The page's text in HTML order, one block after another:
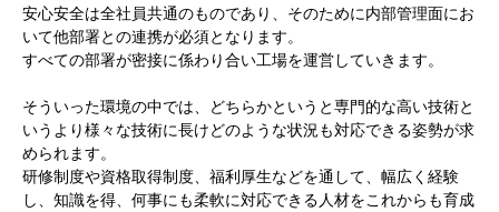
安心安全は全社員共通のものであり、そのために内部管理面にお
いて他部署との連携が必須となります。
すべての部署が密接に係わり合い工場を運営していきます。
そういった環境の中では、どちらかというと専門的な高い技術と
いうより様々な技術に長けどのような状況も対応できる姿勢が求
められます。
研修制度や資格取得制度、福利厚生などを通して、幅広く経験
し、知識を得、何事にも柔軟に対応できる人材をこれからも育成